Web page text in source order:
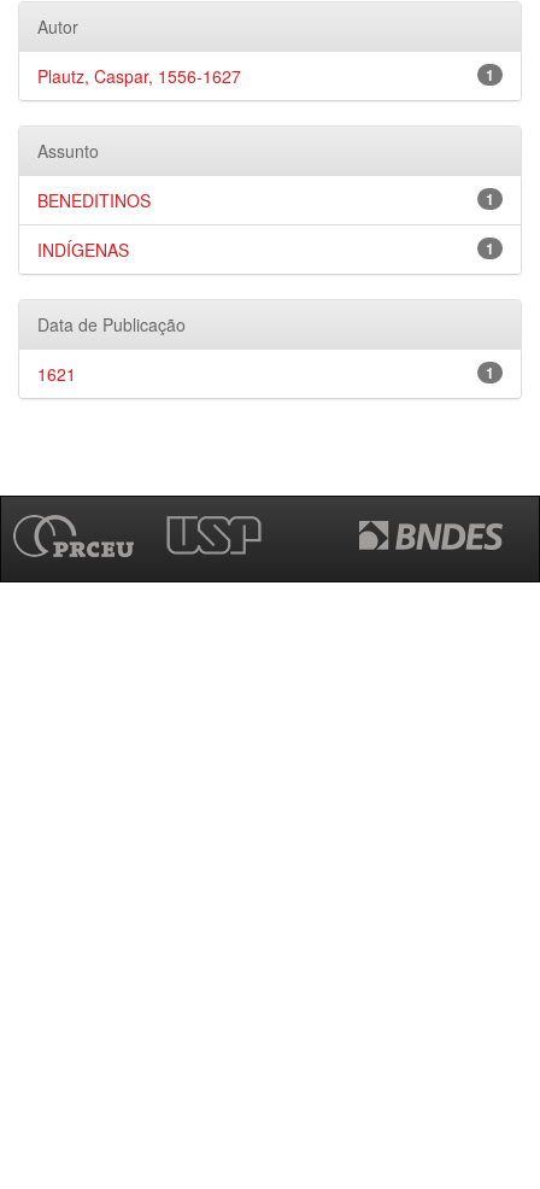
Autor
1
Plautz, Caspar, 1556-1627
Assunto
1
BENEDITINOS
1
INDÍGENAS
Data de Publicação
1
1621